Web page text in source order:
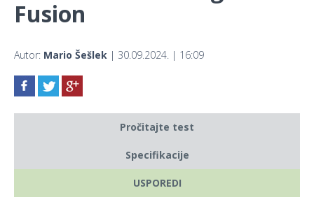
Fusion
Autor: Mario Šešlek | 30.09.2024. | 16:09
Pročitajte test
Specifikacije
USPOREDI